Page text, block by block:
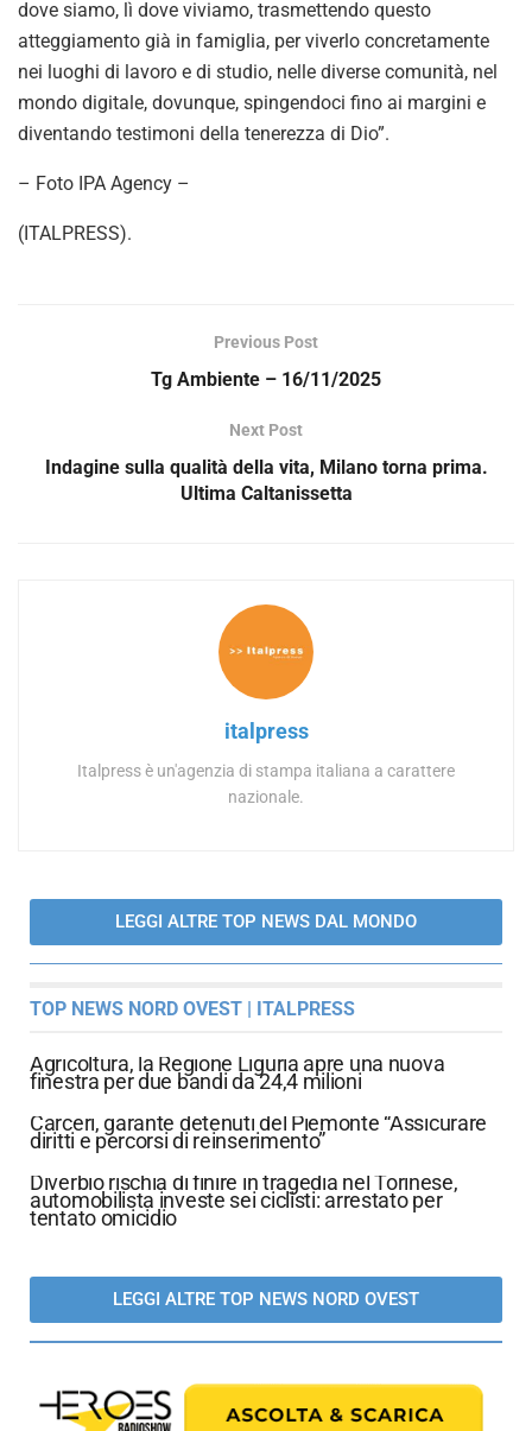
dove siamo, lì dove viviamo, trasmettendo questo
atteggiamento già in famiglia, per viverlo concretamente
nei luoghi di lavoro e di studio, nelle diverse comunità, nel
mondo digitale, dovunque, spingendoci fino ai margini e
diventando testimoni della tenerezza di Dio”.
– Foto IPA Agency –
(ITALPRESS).
Previous Post
Tg Ambiente – 16/11/2025
Next Post
Indagine sulla qualità della vita, Milano torna prima.
Ultima Caltanissetta
italpress
Italpress è un'agenzia di stampa italiana a carattere
nazionale.
LEGGI ALTRE TOP NEWS DAL MONDO
TOP NEWS NORD OVEST | ITALPRESS
Agricoltura, la Regione Liguria apre una nuova
finestra per due bandi da 24,4 milioni
Carceri, garante detenuti del Piemonte “Assicurare
diritti e percorsi di reinserimento”
Diverbio rischia di finire in tragedia nel Torinese,
automobilista investe sei ciclisti: arrestato per
tentato omicidio
LEGGI ALTRE TOP NEWS NORD OVEST